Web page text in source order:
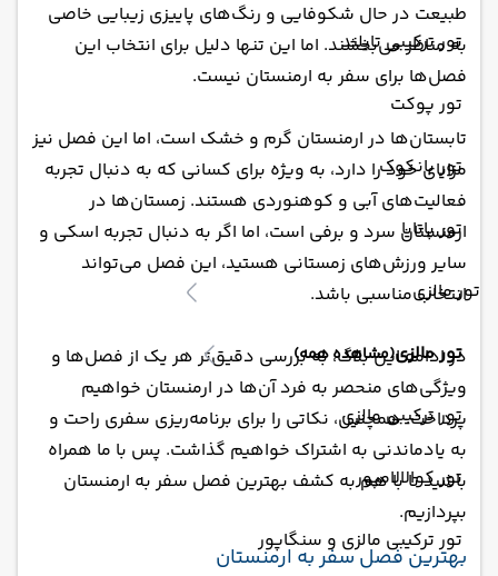
تور ترکیبی تایلند
تور پوکت
تور بانکوک
تور پاتایا
تور مالزی
تور مالزی(مشاهده همه)
تور ترکیبی مالزی
تور کوالالامپور
تور ترکیبی مالزی و سنگاپور
طبیعت در حال شکوفایی و رنگ‌های پاییزی زیبایی خاصی
به مناظر می‌بخشند. اما این تنها دلیل برای انتخاب این
فصل‌ها برای سفر به ارمنستان نیست.
تابستان‌ها در ارمنستان گرم و خشک است، اما این فصل نیز
مزایای خود را دارد، به ویژه برای کسانی که به دنبال تجربه
فعالیت‌های آبی و کوهنوردی هستند. زمستان‌ها در
ارمنستان سرد و برفی است، اما اگر به دنبال تجربه اسکی و
سایر ورزش‌های زمستانی هستید، این فصل می‌تواند
انتخاب مناسبی باشد.
در ادامه این بلاگ، به بررسی دقیق‌تر هر یک از فصل‌ها و
ویژگی‌های منحصر به فرد آن‌ها در ارمنستان خواهیم
پرداخت. همچنین، نکاتی را برای برنامه‌ریزی سفری راحت و
به یادماندنی به اشتراک خواهیم گذاشت. پس با ما همراه
باشید تا با هم به کشف بهترین فصل سفر به ارمنستان
بپردازیم.
بهترین فصل سفر به ارمنستان